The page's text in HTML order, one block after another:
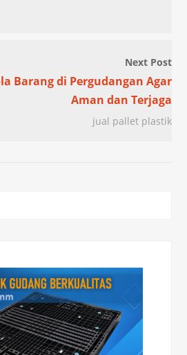
Next Post
Barang di Pergudangan Agar
Aman dan Terjaga
jual pallet plastik